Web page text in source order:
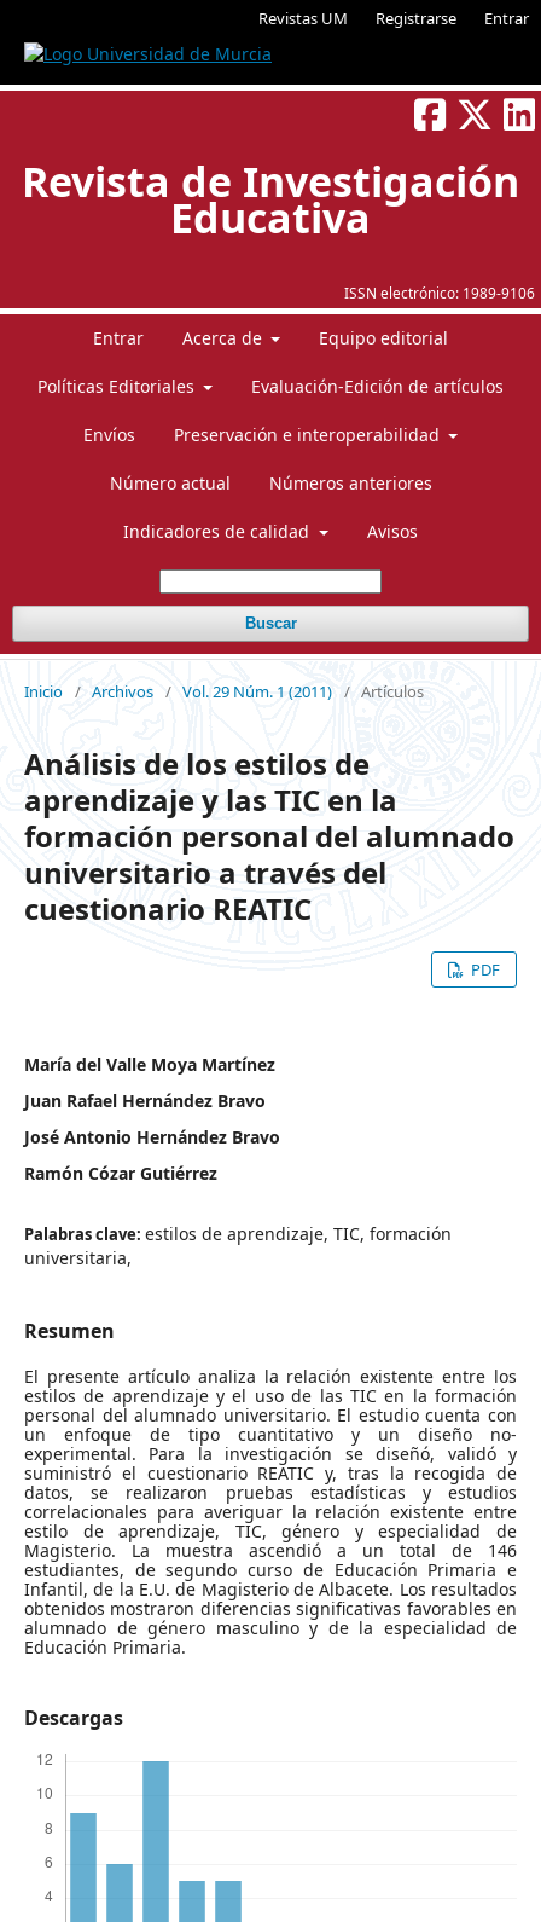
Revistas UM Registrarse Entrar
ISSN electrónico: 1989-9106
Revista de Investigación
Educativa
Entrar Acerca de Equipo editorial
Políticas Editoriales Evaluación-Edición de artículos
Envíos Preservación e interoperabilidad
Número actual Números anteriores
Indicadores de calidad Avisos
Buscar
Inicio / Archivos / Vol. 29 Núm. 1 (2011) / Artículos
Análisis de los estilos de
aprendizaje y las TIC en la
formación personal del alumnado
universitario a través del
cuestionario REATIC
PDF
María del Valle Moya Martínez
Juan Rafael Hernández Bravo
José Antonio Hernández Bravo
Ramón Cózar Gutiérrez
Palabras clave: estilos de aprendizaje, TIC, formación
universitaria,
Resumen
El presente artículo analiza la relación existente entre los
estilos de aprendizaje y el uso de las TIC en la formación
personal del alumnado universitario. El estudio cuenta con
un enfoque de tipo cuantitativo y un diseño no-
experimental. Para la investigación se diseñó, validó y
suministró el cuestionario REATIC y, tras la recogida de
datos, se realizaron pruebas estadísticas y estudios
correlacionales para averiguar la relación existente entre
estilo de aprendizaje, TIC, género y especialidad de
Magisterio. La muestra ascendió a un total de 146
estudiantes, de segundo curso de Educación Primaria e
Infantil, de la E.U. de Magisterio de Albacete. Los resultados
obtenidos mostraron diferencias significativas favorables en
alumnado de género masculino y de la especialidad de
Educación Primaria.
Descargas